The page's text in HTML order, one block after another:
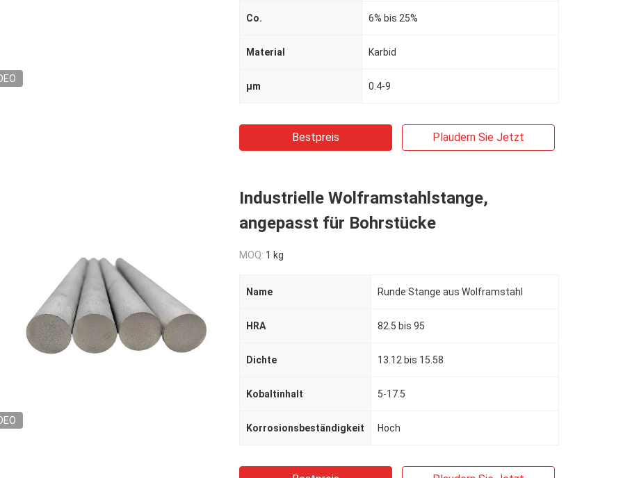
Co. 6% bis 25%
Material Karbid
μm 0.4-9
Bestpreis Plaudern Sie Jetzt
Industrielle Wolframstahlstange,
angepasst für Bohrstücke
MOQ: 1 kg
Name Runde Stange aus Wolframstahl
HRA 82.5 bis 95
Dichte 13.12 bis 15.58
Kobaltinhalt 5-17.5
Korrosionsbeständigkeit Hoch